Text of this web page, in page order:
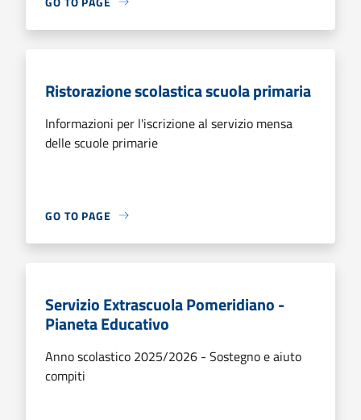
Ristorazione scolastica scuola primaria
Informazioni per l'iscrizione al servizio mensa
delle scuole primarie
GO TO PAGE
Servizio Extrascuola Pomeridiano -
Pianeta Educativo
Anno scolastico 2025/2026 - Sostegno e aiuto
compiti